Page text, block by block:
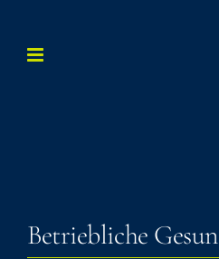
Inhalt
Betrieb­li­che